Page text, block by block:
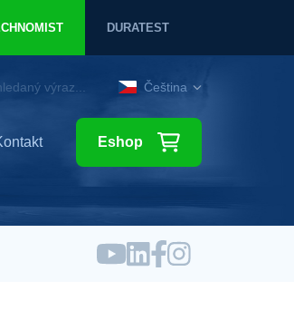
DURATEST
Čeština
Eshop